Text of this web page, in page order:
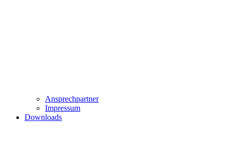
Ansprechpartner
Impressum
Downloads